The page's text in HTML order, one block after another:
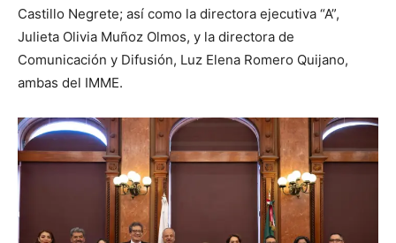
Castillo Negrete; así como la directora ejecutiva “A”,
Julieta Olivia Muñoz Olmos, y la directora de
Comunicación y Difusión, Luz Elena Romero Quijano,
ambas del IMME.